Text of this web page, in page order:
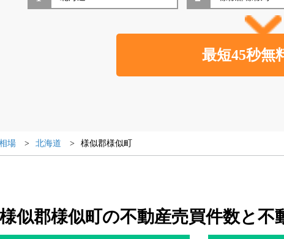
場 北海道 様似郡様似町
似郡様似町の不動産売買件数と不